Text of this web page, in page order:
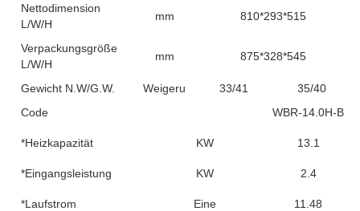
Nettodimension
L/W/H
mm 810*293*515
Verpackungsgröße
L/W/H
mm 875*328*545
Gewicht N.W/G.W. Weigerung 33/41
35/40
Code
WBR-14.0H-B
*Heizkapazität KW 13.1
*Eingangsleistung KW 2.4
*Laufstrom Eine 11.48